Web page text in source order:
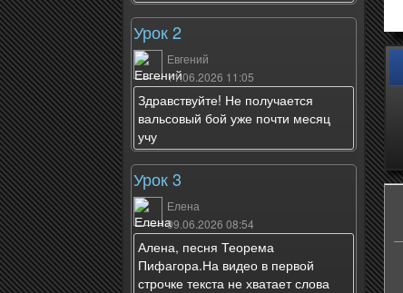
Урок 2
Евгений
11.06.2026 11:05
Здравствуйте! Не получается
вальсовый бой уже почти месяц
учу
Урок 3
Елена
09.06.2026 08:54
Алена, песня Теорема
Пифагора.На видео в первой
строчке текста не хватает слова